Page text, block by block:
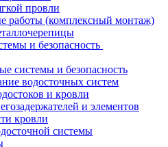
провли
работы (комплексный монтаж)
и безопасность
системы и безопасность
водосточных систем
и кровли
и элементов
кровли
системы